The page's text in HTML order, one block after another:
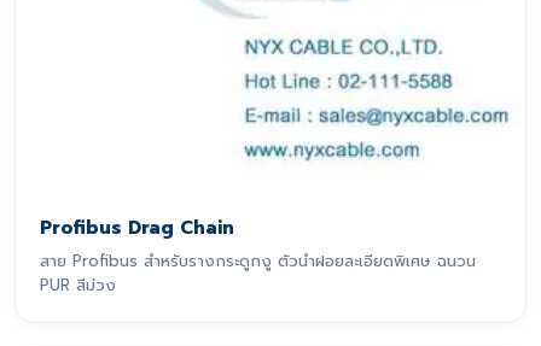
Profibus Drag Chain
สาย Profibus สำหรับรางกระดูกงู ตัวนำฝอยละเอียดพิเศษ ฉนวน
PUR สีม่วง